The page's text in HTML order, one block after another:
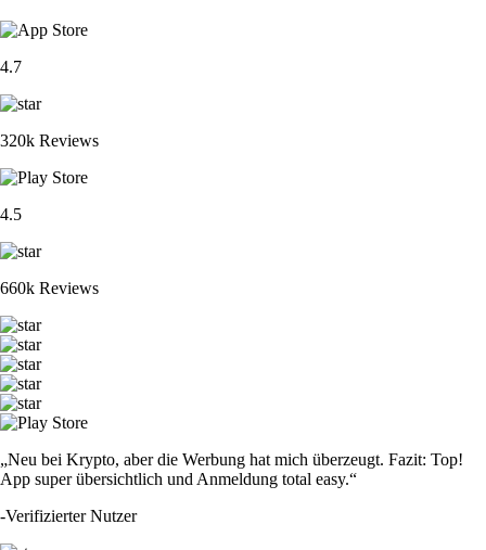
4.7
320k Reviews
4.5
660k Reviews
„Neu bei Krypto, aber die Werbung hat mich überzeugt. Fazit: Top!
App super übersichtlich und Anmeldung total easy.“
-Verifizierter Nutzer